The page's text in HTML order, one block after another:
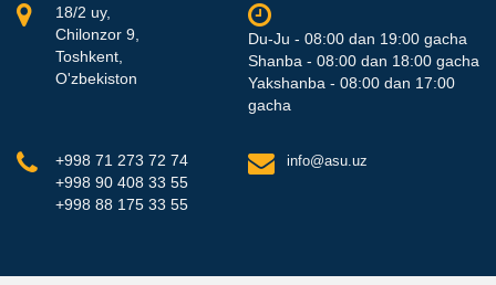
18/2 uy,
Chilonzor 9,
Toshkent,
O'zbekiston
Du-Ju - 08:00 dan 19:00 gacha
Shanba - 08:00 dan 18:00 gacha
Yakshanba - 08:00 dan 17:00
gacha
+998 71 273 72 74
+998 90 408 33 55
+998 88 175 33 55
info@asu.uz